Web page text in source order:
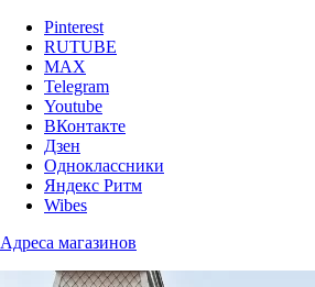
Pinterest
RUTUBE
MAX
Telegram
Youtube
ВКонтакте
Дзен
Одноклассники
Яндекс Ритм
Wibes
Адреса магазинов